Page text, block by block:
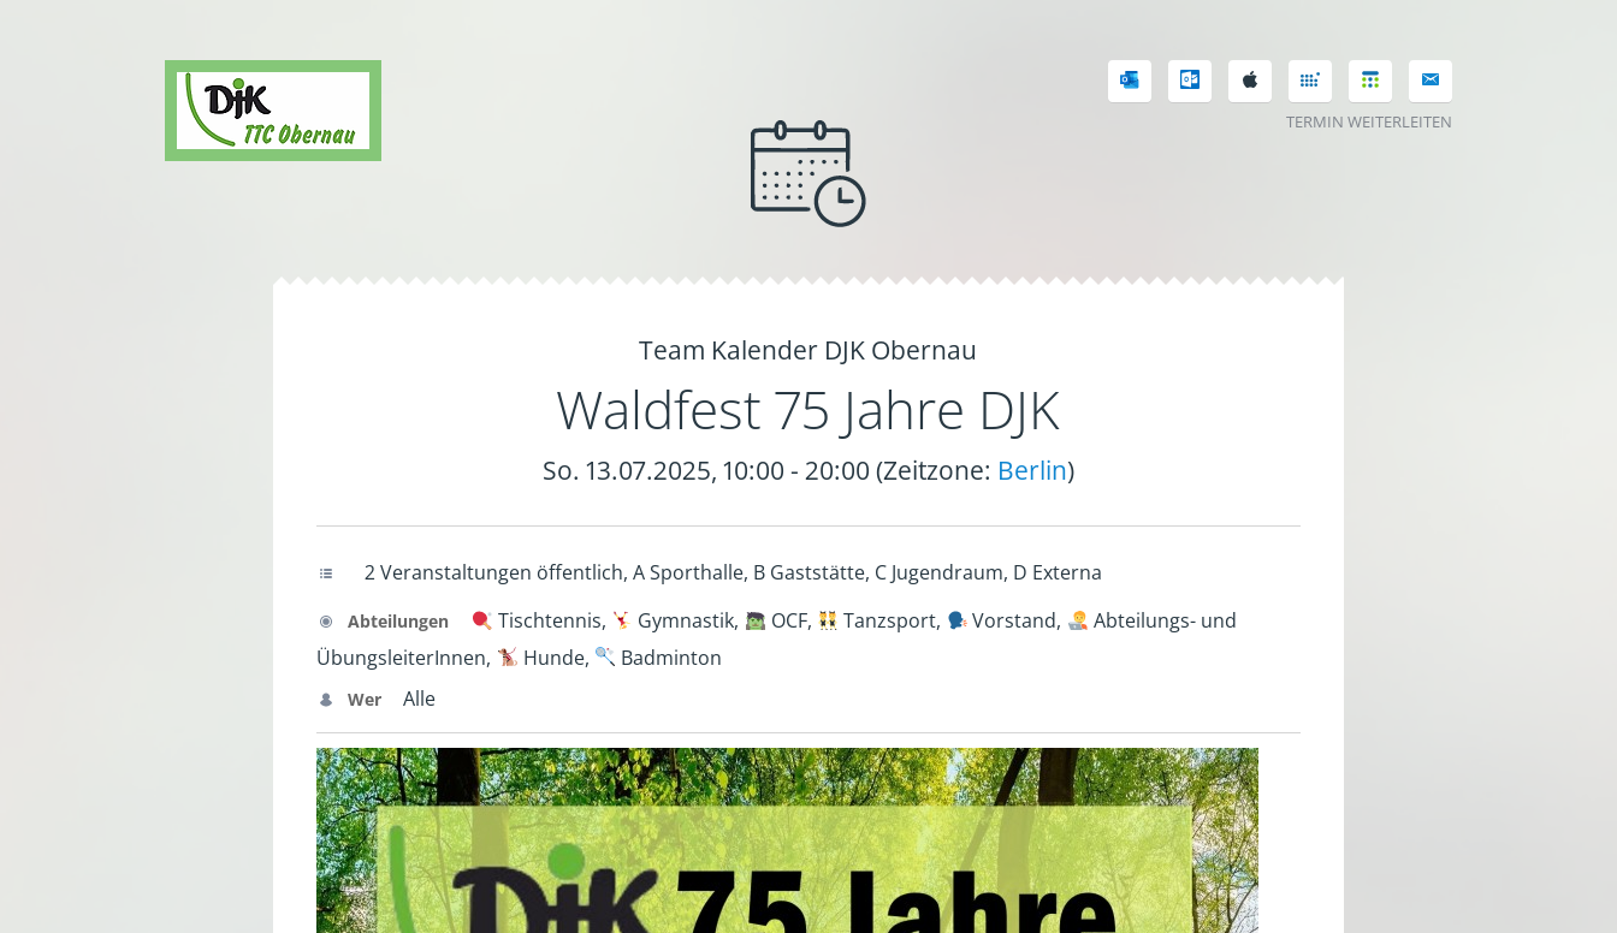
TERMIN WEITERLEITEN
Team Kalender DJK Obernau
Waldfest 75 Jahre DJK
So. 13.07.2025, 10:00 - 20:00 (Zeitzone: Berlin)
2 Veranstaltungen öffentlich, A Sporthalle, B Gaststätte, C Jugendraum, D Externa
Abteilungen Tischtennis, Gymnastik, OCF, Tanzsport, Vorstand,
Abteilungs- und
ÜbungsleiterInnen,
Hunde, Badminton
Wer Alle